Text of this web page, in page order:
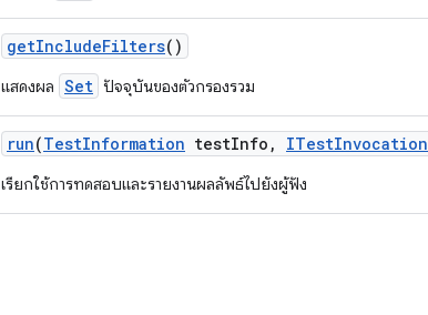
getIncludeFilters()
แสดงผล Set ปัจจุบันของตัวกรองรวม
run(TestInformation testInfo , ITestInvocation
เรียกใช้การทดสอบและรายงานผลลัพธ์ไปยังผู้ฟัง